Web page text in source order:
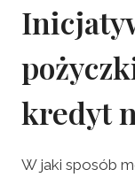
kredyt
W jaki sposób